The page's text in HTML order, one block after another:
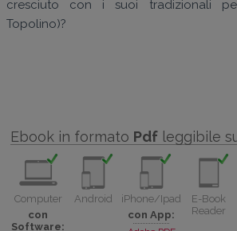
cresciuto con i suoi tradizionali
Topolino)?
Ebook in formato Pdf leggibile
Computer
con
Software:
Android
iPhone/Ipad
con App:
E-Book
Reader